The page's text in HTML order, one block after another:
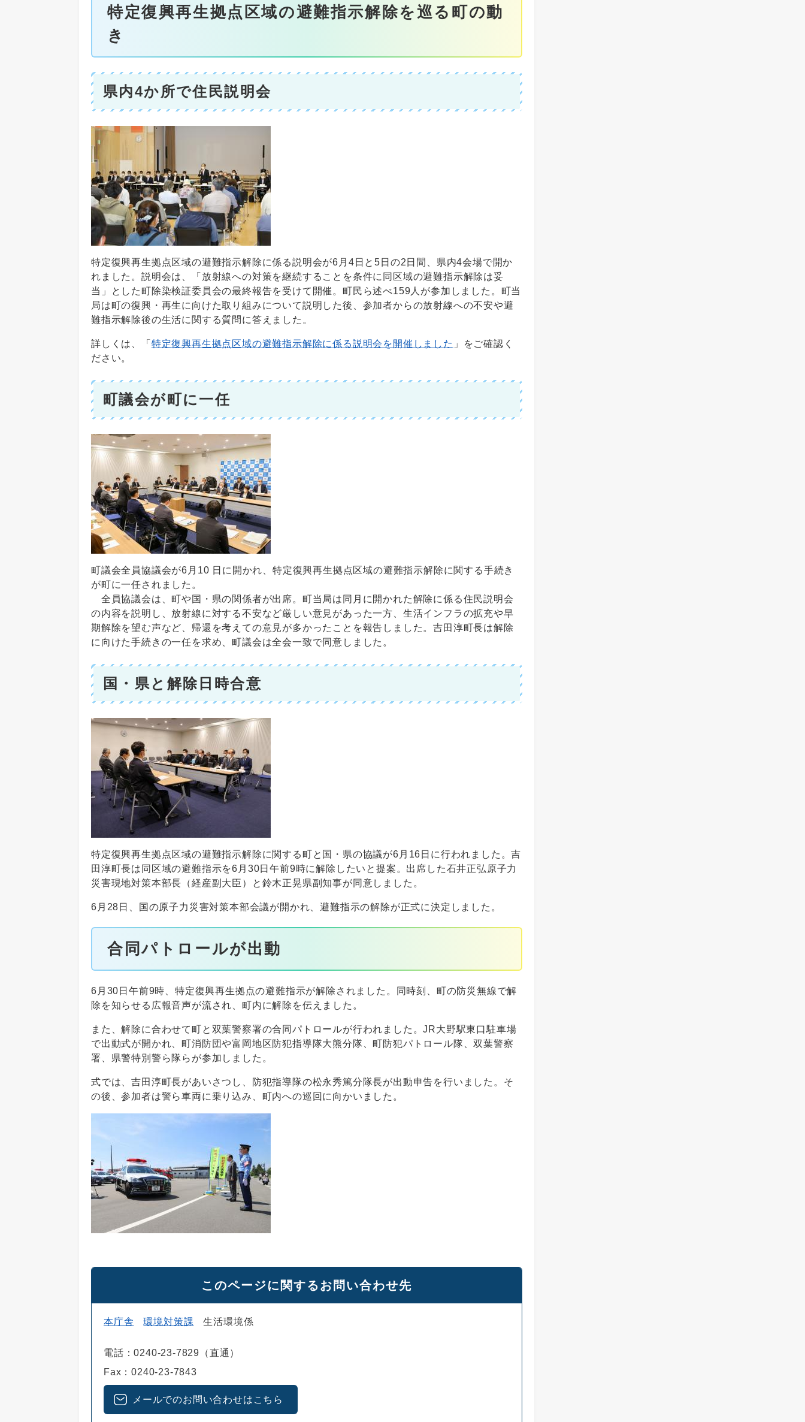
特定復興再生拠点区域の避難指示解除を巡る町の動
き
県内4か所で住民説明会
特定復興再生拠点区域の避難指示解除に係る説明会が6月4日と5日の2日間、県内4会場で開か
れました。説明会は、「放射線への対策を継続することを条件に同区域の避難指示解除は妥
当」とした町除染検証委員会の最終報告を受けて開催。町民ら述べ159人が参加しました。町当
局は町の復興・再生に向けた取り組みについて説明した後、参加者からの放射線への不安や避
難指示解除後の生活に関する質問に答えました。
詳しくは、「 特定復興再生拠点区域の避難指示解除に係る説明会を開催しました 」をご確認く
ださい。
町議会が町に一任
町議会全員協議会が6月10 日に開かれ、特定復興再生拠点区域の避難指示解除に関する手続き
が町に一任されました。
全員協議会は、町や国・県の関係者が出席。町当局は同月に開かれた解除に係る住民説明会
の内容を説明し、放射線に対する不安など厳しい意見があった一方、生活インフラの拡充や早
期解除を望む声など、帰還を考えての意見が多かったことを報告しました。吉田淳町長は解除
に向けた手続きの一任を求め、町議会は全会一致で同意しました。
国・県と解除日時合意
特定復興再生拠点区域の避難指示解除に関する町と国・県の協議が6月16日に行われました。吉
田淳町長は同区域の避難指示を6月30日午前9時に解除したいと提案。出席した石井正弘原子力
災害現地対策本部長（経産副大臣）と鈴木正晃県副知事が同意しました。
6月28日、国の原子力災害対策本部会議が開かれ、避難指示の解除が正式に決定しました。
合同パトロールが出動
6月30日午前9時、特定復興再生拠点の避難指示が解除されました。同時刻、町の防災無線で解
除を知らせる広報音声が流され、町内に解除を伝えました。
また、解除に合わせて町と双葉警察署の合同パトロールが行われました。JR大野駅東口駐車場
で出動式が開かれ、町消防団や富岡地区防犯指導隊大熊分隊、町防犯パトロール隊、双葉警察
署、県警特別警ら隊らが参加しました。
式では、吉田淳町長があいさつし、防犯指導隊の松永秀篤分隊長が出動申告を行いました。そ
の後、参加者は警ら車両に乗り込み、町内への巡回に向かいました。
このページに関するお問い合わせ先
本庁舎 環境対策課 生活環境係
電話：0240-23-7829（直通）
Fax：0240-23-7843
メールでのお問い合わせはこちら